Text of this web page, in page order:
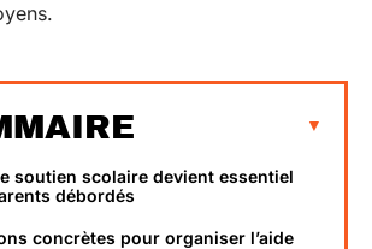
soutien scolaire devient essentiel
débordés
concrètes pour organiser l’aide